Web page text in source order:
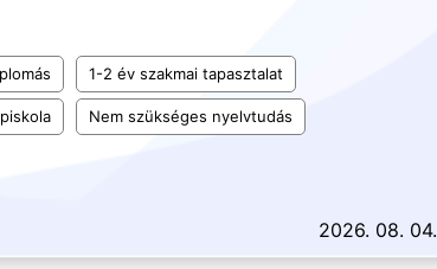
1-2 év szakmai tapasztalat
Nem szükséges nyelvtudás
2026. 08. 04.